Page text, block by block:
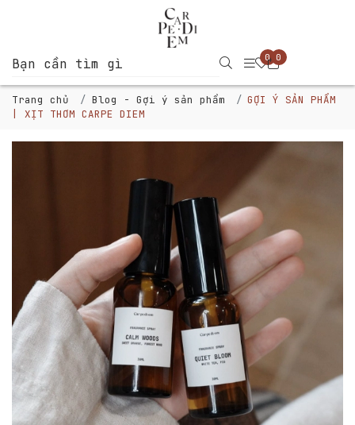
0 0
Trang chủ Blog - Gợi ý sản phẩm
GỢI Ý SẢN PHẨM
| XỊT THƠM CARPE DIEM